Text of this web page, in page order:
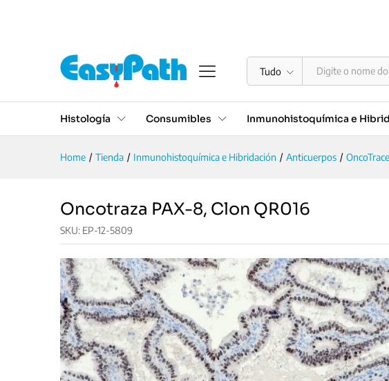
Tudo
Histología Consumibles Inmunohistoquímica e
Home / Tienda / Inmunohistoquímica e Hibridación / Anticuerpos /
Oncotraza PAX-8, Clon QR016
SKU: EP-12-5809